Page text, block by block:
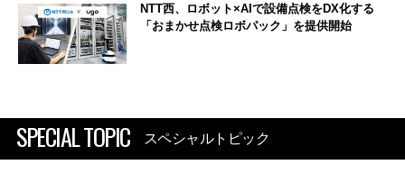
NTT西、ロボット×AIで設備点検をDX化する
「おまかせ点検ロボパック」を提供開始
SPECIAL TOPIC スペシャルトピック